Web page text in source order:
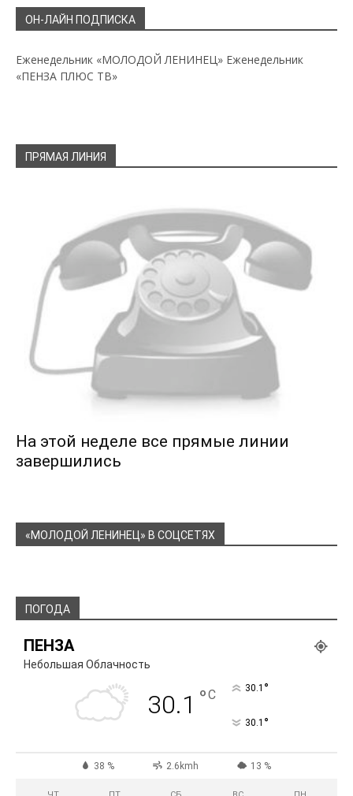
ОН-ЛАЙН ПОДПИСКА
Еженедельник «МОЛОДОЙ ЛЕНИНЕЦ» Еженедельник
«ПЕНЗА ПЛЮС ТВ»
ПРЯМАЯ ЛИНИЯ
На этой неделе все прямые линии
завершились
«МОЛОДОЙ ЛЕНИНЕЦ» В СОЦСЕТЯХ
ПОГОДА
ПЕНЗА
Небольшая Облачность
30.1 °C 30.1 °
30.1 °
38 % 2.6kmh 13 %